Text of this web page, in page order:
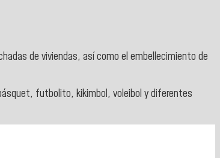
de viviendas, así como el embellecimiento de
futbolito, kikimbol, voleibol y diferentes